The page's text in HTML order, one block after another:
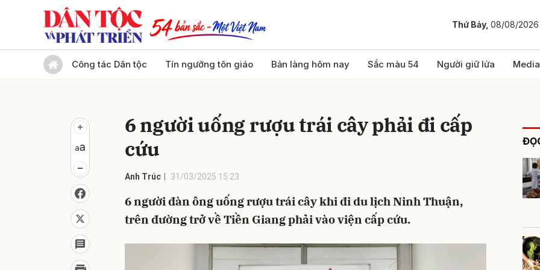
Thứ Bảy, 08/08/2026
Công tác Dân tộc Tín ngưỡng tôn giáo Bản làng hôm nay Sắc màu 54 Người giữ lửa Media
6 người uống rượu trái cây phải đi cấp
cứu
Anh Trúc 31/03/2025 15:23
6 người đàn ông uống rượu trái cây khi đi du lịch Ninh Thuận,
trên đường trở về Tiền Giang phải vào viện cấp cứu.
Gửi bình luận